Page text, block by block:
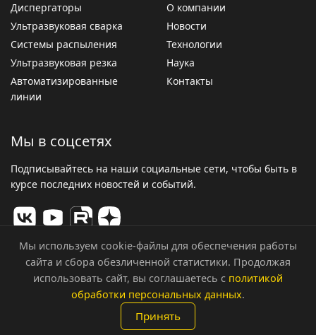
Диспергаторы
Ультразвуковая сварка
Системы распыления
Ультразвуковая резка
Автоматизированные
линии
О компании
Новости
Технологии
Наука
Контакты
Мы в соцсетях
Подписывайтесь на наши социальные сети, чтобы быть в
курсе последних новостей и событий.
© 2026 ООО «Центр Ультразвуковых Технологий». Все
права защищены.
Политика конфиденциальности
Мы используем cookie-файлы для обеспечения работы
сайта и сбора обезличенной статистики. Продолжая
использовать сайт, вы соглашаетесь с политикой
обработки персональных данных.
Принять